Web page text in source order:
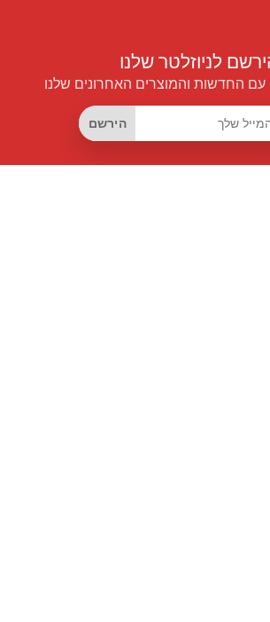
לניוזלטר שלנו
עם החדשות והמוצרים האחרונים שלנו
הירשם